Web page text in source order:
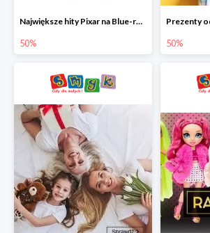
Największe hity Pixar na Blue-rey i DVD w Smyku - drugi film -50%
50% 50%